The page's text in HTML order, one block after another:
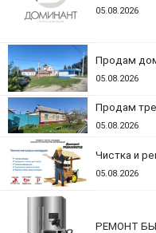
05.08.2026
Продам дом
05.08.2026
Продам
05.08.2026
Чистка и
05.08.2026
РЕМОНТ